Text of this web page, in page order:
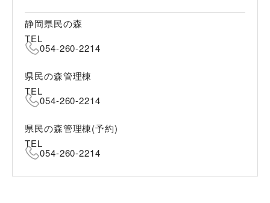
静岡県民の森
TEL
054-260-2214
県民の森管理棟
TEL
054-260-2214
県民の森管理棟(予約)
TEL
054-260-2214